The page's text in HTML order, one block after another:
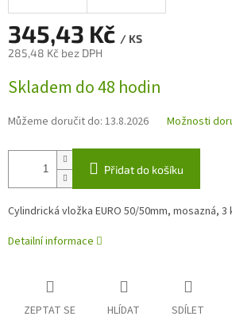
345,43 Kč / KS
285,48 Kč bez DPH
cena:
Skladem do 48 hodin
Můžeme doručit do: 13.8.2026 Možnosti
Přidat do košíku
Cylindrická vložka EURO 50/50mm, mosazná,
Detailní informace
ZEPTAT SE HLÍDAT SDÍLET